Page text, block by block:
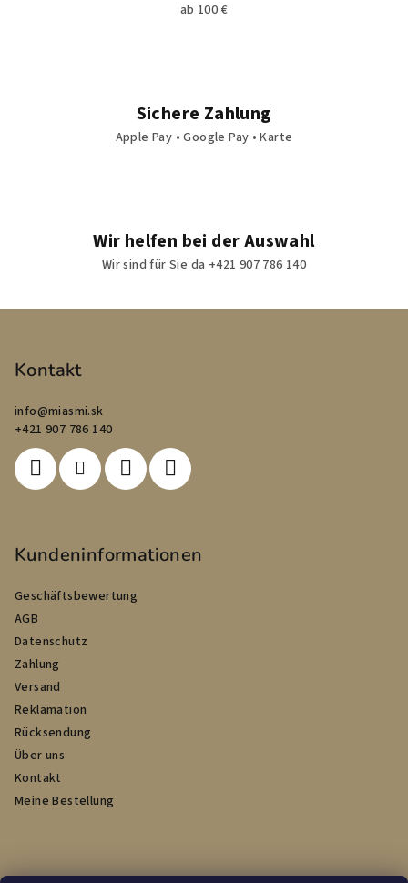
ab 100 €
Sichere Zahlung
Apple Pay • Google Pay • Karte
Wir helfen bei der Auswahl
Wir sind für Sie da +421 907 786 140
Kontakt
info@miasmi.sk
+421 907 786 140
Kundeninformationen
Geschäftsbewertung
AGB
Datenschutz
Zahlung
Versand
Reklamation
Rücksendung
Über uns
Kontakt
Meine Bestellung